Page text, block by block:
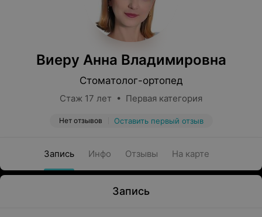
Виеру Анна Владимировна
Стоматолог-ортопед
Стаж 17 лет • Первая категория
Нет отзывов Оставить первый отзыв
Запись Инфо Отзывы На карте
Запись